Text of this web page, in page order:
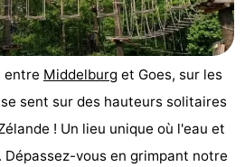
entre Middelburg et Goes, sur les
sent sur des hauteurs solitaires
! Un lieu unique où l'eau et
vous en grimpant notre